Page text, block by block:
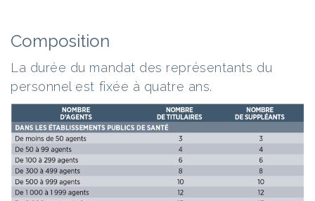
Composition
La durée du mandat des représentants du
personnel est fixée à quatre ans.